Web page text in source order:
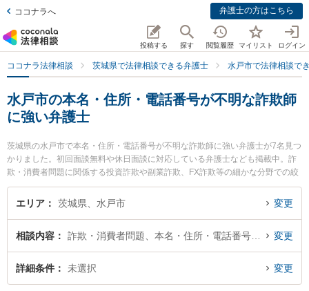
ココナラへ 弁護士の方はこちら
投稿する 探す 閲覧履歴 マイリスト ログイン
ココナラ法律相談 茨城県で法律相談できる弁護士 水戸市で法律相談で
水戸市の本名・住所・電話番号が不明な詐欺師
に強い弁護士
茨城県の水戸市で本名・住所・電話番号が不明な詐欺師に強い弁護士が7名見つ
かりました。初回面談無料や休日面談に対応している弁護士なども掲載中。詐
欺・消費者問題に関係する投資詐欺や副業詐欺、FX詐欺等の細かな分野での絞
り込み検索もでき便利です。特に小西総合法律事務所の小西 俊一弁護士やベリ
ーベスト法律事務所 水戸オフィスの出縄 絢弁護士、弁護士法人水戸翔合同法律
な詐欺師のトラブルを今すぐに弁護士に相談したい』『本名・住所・電話番号
が不明な詐欺師のトラブル解決の実績豊富な近くの弁護士を検索したい』『初
回相談無料で本名・住所・電話番号が不明な詐欺師を法律相談できる水戸市内
エリア 茨城県、水戸市 変更
相談内容 変更
詳細条件 未選択 変更